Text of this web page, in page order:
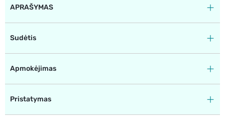
APRAŠYMAS
Sudėtis
Apmokėjimas
Pristatymas